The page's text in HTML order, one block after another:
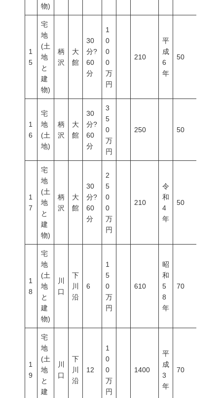
物)
1
5
宅
地
(土
地
と
建
物)
柄
沢
大
館
30
分?
60
分
1
0
0
0
万
円
210
平
成
6
年
50
1
6
宅
地
(土
地)
柄
沢
大
館
30
分?
60
分
3
5
0
万
円
250 50
1
7
宅
地
(土
地
と
建
物)
柄
沢
大
館
30
分?
60
分
2
5
0
0
万
円
210
令
和
4
年
50
1
8
宅
地
(土
地
と
建
物)
川
口
下
川
沿
6
1
5
0
万
円
610
昭
和
5
8
年
70
1
9
宅
地
(土
地
と
建
川
口
下
川
沿
12
1
0
0
万
円
1400
平
成
3
年
70